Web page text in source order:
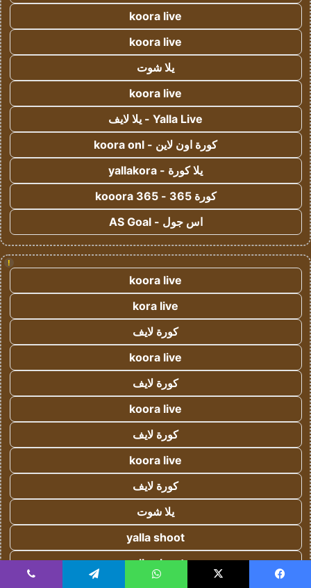
koora live
koora live
يلا شوت
koora live
Yalla Live - يلا لايف
كورة اون لاين - koora onl
يلا كورة - yallakora
كورة 365 - kooora 365
اس جول - AS Goal
!
koora live
kora live
كورة لايف
koora live
كورة لايف
koora live
كورة لايف
koora live
كورة لايف
يلا شوت
yalla shoot
yalla shoot